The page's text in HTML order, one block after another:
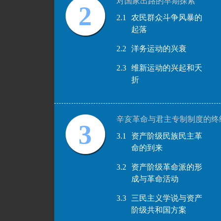
2
2.1
农民群众斗争风暴的
起落
2.2 洋务运动的兴衰
2.3
维新运动的兴起和夭
折
3
辛亥革命与君主专制制度的终
3.1
资产阶级民族民主革
命的到来
3.2
资产阶级革命派的形
成与革命活动
3.3
三民主义学说与资产
阶级共和国方案